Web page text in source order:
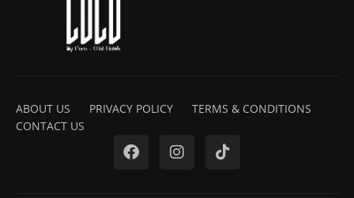
ABOUT US PRIVACY POLICY
TERMS & CONDITIONS
CONTACT US